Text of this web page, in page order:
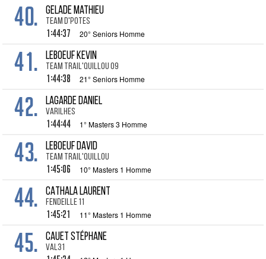
40. GELADE Mathieu
Team D'potes
1:44:37 20° Seniors Homme
41. LEBOEUF Kevin
Team Trail'quillou 09
1:44:38 21° Seniors Homme
42. LAGARDE Daniel
VARILHES
1:44:44 1° Masters 3 Homme
43. LEBOEUF David
Team Trail'quillou
1:45:06 10° Masters 1 Homme
44. CATHALA Laurent
Fendeille 11
1:45:21 11° Masters 1 Homme
45. CAUET Stéphane
VAL31